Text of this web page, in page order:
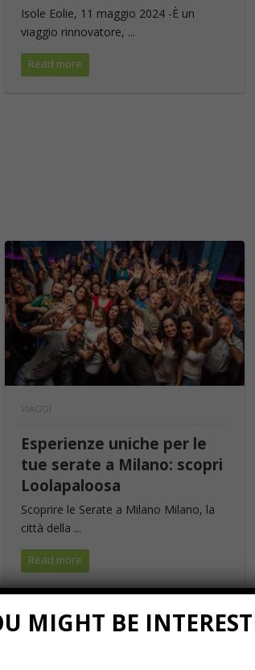
Isole Eolie, 11 maggio 2024 -È un
viaggio rinnovatore, ...
Read more
VIAGGI
Esperienze uniche per le
tue serate a Milano: scopri
Loolapaloosa
Scoprire le Serate a Milano Milano, la
città della ...
Read more
MIGHT BE